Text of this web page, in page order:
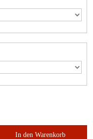
In den Warenkorb